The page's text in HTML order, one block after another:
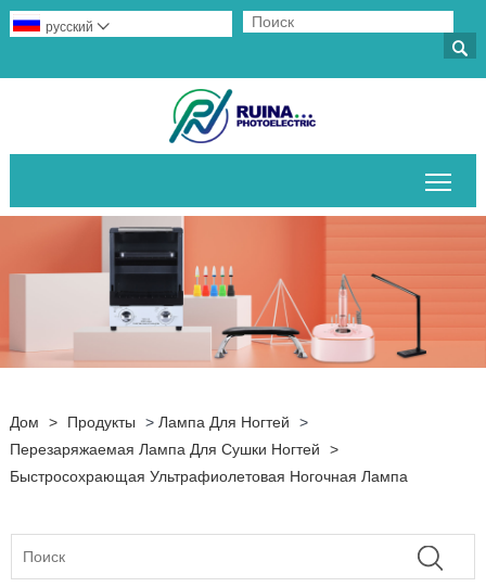

русский 
Дом > Продукты > Лампа Для Ногтей
>
Перезаряжаемая Лампа Для Сушки Ногтей
>
Быстросохрающая Ультрафиолетовая Ногочная Лампа